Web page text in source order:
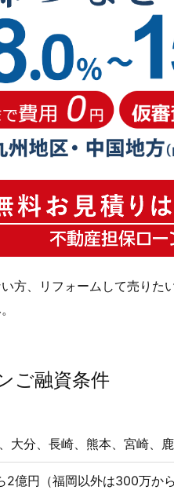
方、リフォームして売りた
ご融資条件
大分、長崎、熊本、宮崎、
2億円（福岡以外は300万から